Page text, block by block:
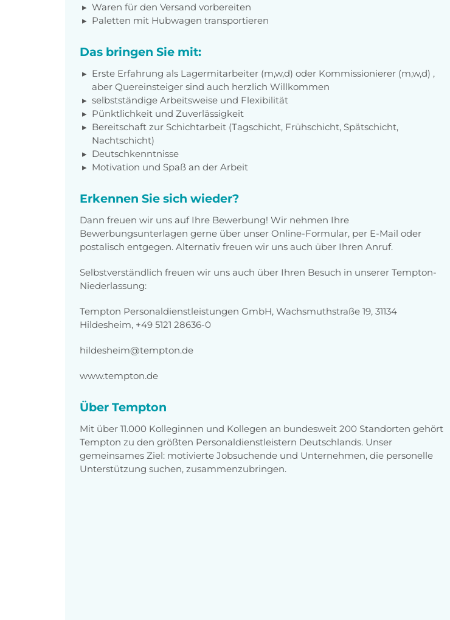
Waren für den Versand vorbereiten
Paletten mit Hubwagen transportieren
Das bringen Sie mit:
Erste Erfahrung als Lagermitarbeiter (m,w,d) oder Kommissionierer (m,w,d) ,
aber Quereinsteiger sind auch herzlich Willkommen
selbstständige Arbeitsweise und Flexibilität
Pünktlichkeit und Zuverlässigkeit
Bereitschaft zur Schichtarbeit (Tagschicht, Frühschicht, Spätschicht,
Nachtschicht)
Deutschkenntnisse
Motivation und Spaß an der Arbeit
Erkennen Sie sich wieder?
Dann freuen wir uns auf Ihre Bewerbung! Wir nehmen Ihre
Bewerbungsunterlagen gerne über unser Online-Formular, per E-Mail oder
postalisch entgegen. Alternativ freuen wir uns auch über Ihren Anruf.
Selbstverständlich freuen wir uns auch über Ihren Besuch in unserer Tempton-
Niederlassung:
Tempton Personaldienstleistungen GmbH, Wachsmuthstraße 19, 31134
Hildesheim, +49 5121 28636-0
hildesheim@tempton.de
www.tempton.de
Über Tempton
Mit über 11.000 Kolleginnen und Kollegen an bundesweit 200 Standorten gehört
Tempton zu den größten Personaldienstleistern Deutschlands. Unser
gemeinsames Ziel: motivierte Jobsuchende und Unternehmen, die personelle
Unterstützung suchen, zusammenzubringen.